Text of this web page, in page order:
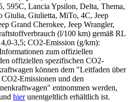
595C, Lancia Ypsilon, Delta, Thema,
Giulia, Giulietta, MiTo, 4C, Jeep
Grand Cherokee, Jeep Wrangler,
(l/100 km) gemäß RL
3,5; CO2-Emission (g/km):
zum offiziellen
offiziellen spezifischen CO2-
können dem "Leitfaden über
Emissionen und den
entnommen werden,
hierunentgeltlich erhältlich ist.